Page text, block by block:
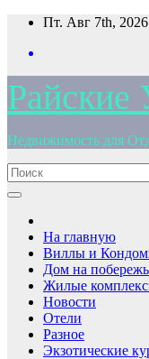
Перейти
содержимому
Пт. Авг 7th, 2026
Райские
Недвижимость для
На главную
Виллы и
Дом на
Жилые
Новости
Отели
Разное
Экзотические